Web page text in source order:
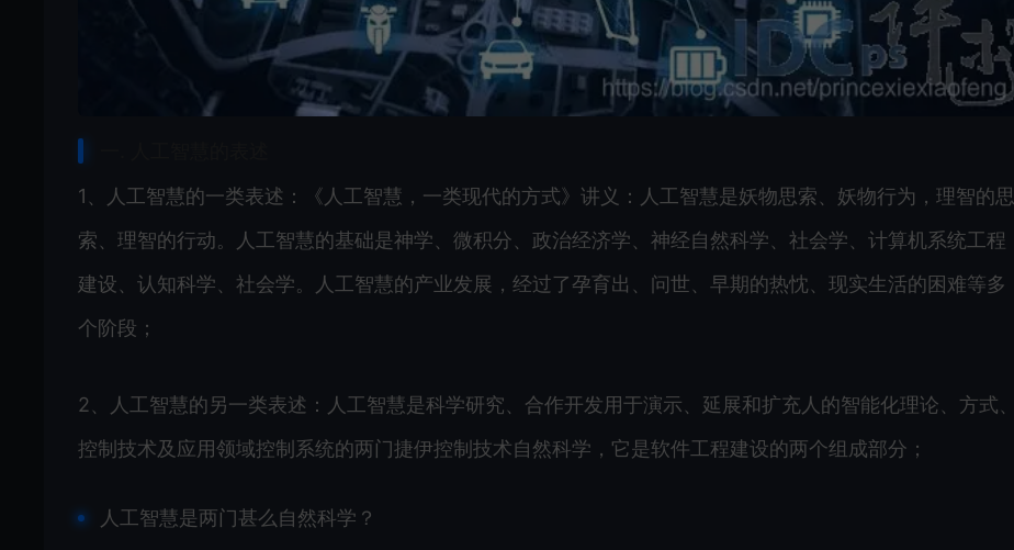
1、人工智慧的一类表述：《人工智慧，一类现代的方式》讲义：人工智慧是妖物思索、妖物行为，理智的思
索、理智的行动。人工智慧的基础是神学、微积分、政治经济学、神经自然科学、社会学、计算机系统工程
建设、认知科学、社会学。人工智慧的产业发展，经过了孕育出、问世、早期的热忱、现实生活的困难等多
个阶段；
2、人工智慧的另一类表述：人工智慧是科学研究、合作开发用于演示、延展和扩充人的智能化理论、方式、
控制技术及应用领域控制系统的两门捷伊控制技术自然科学，它是软件工程建设的两个组成部分；
人工智慧是两门甚么自然科学？